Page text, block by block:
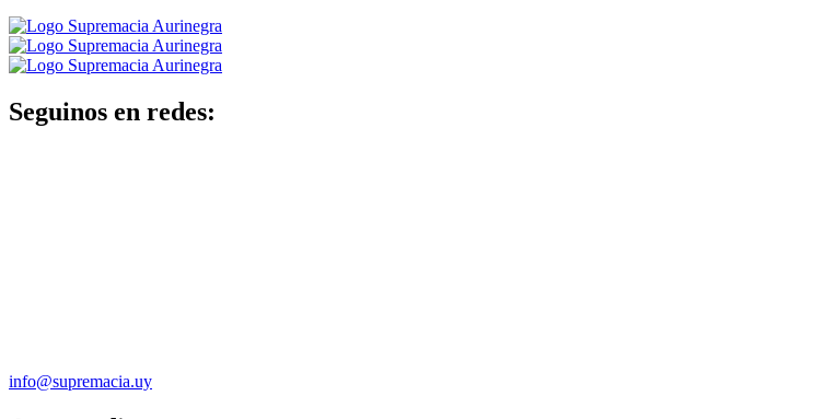
Seguinos en redes:
info@supremacia.uy